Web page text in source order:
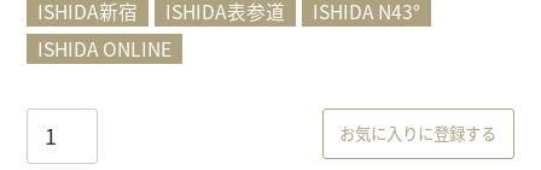
ISHIDA新宿 ISHIDA表参道
ISHIDA N43°
ISHIDA ONLINE
お気に入りに登録する